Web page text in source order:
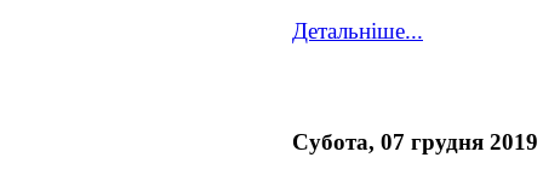
Детальніше...
Субота, 07 грудня 2019